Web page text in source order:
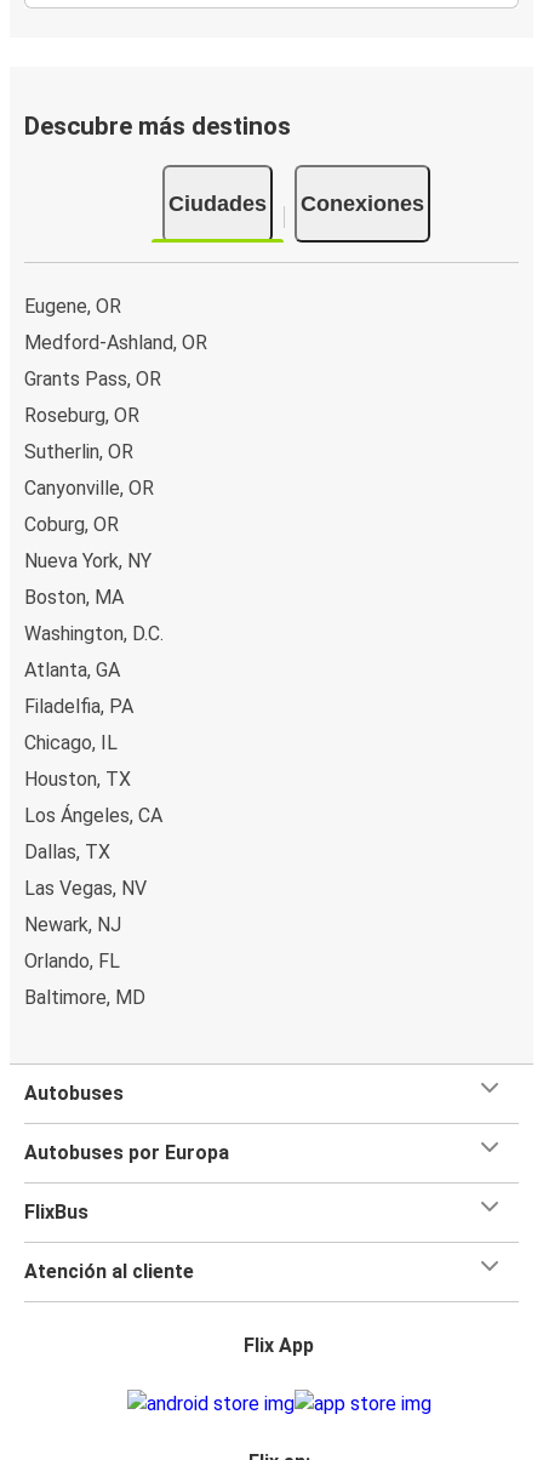
Descubre más destinos
Ciudades Conexiones
Eugene, OR
Medford-Ashland, OR
Grants Pass, OR
Roseburg, OR
Sutherlin, OR
Canyonville, OR
Coburg, OR
Nueva York, NY
Boston, MA
Washington, D.C.
Atlanta, GA
Filadelfia, PA
Chicago, IL
Houston, TX
Los Ángeles, CA
Dallas, TX
Las Vegas, NV
Newark, NJ
Orlando, FL
Baltimore, MD
Autobuses
Autobuses por Europa
FlixBus
Atención al cliente
Flix App